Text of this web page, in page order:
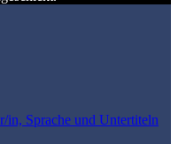
in, Sprache und Untertiteln